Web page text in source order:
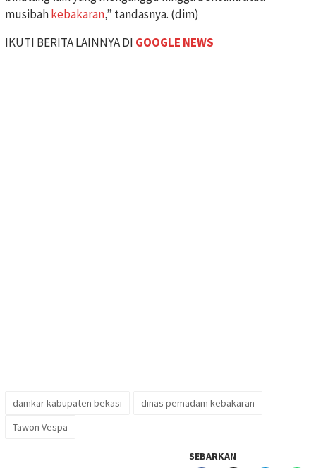
musibahkebakaran,” tandasnya. (dim)
IKUTI BERITA LAINNYA DI GOOGLE NEWS
damkar kabupaten bekasi
dinas pemadam kebakaran
Tawon Vespa
SEBARKAN